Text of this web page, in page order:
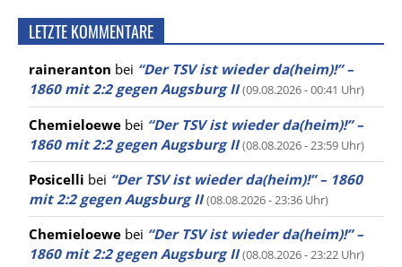
LETZTE KOMMENTARE
raineranton bei “Der TSV ist wieder da(heim)!” –
1860 mit 2:2 gegen Augsburg II (09.08.2026 - 00:41 Uhr)
Chemieloewe bei “Der TSV ist wieder da(heim)!” –
1860 mit 2:2 gegen Augsburg II (08.08.2026 - 23:59 Uhr)
Posicelli bei “Der TSV ist wieder da(heim)!” – 1860
mit 2:2 gegen Augsburg II (08.08.2026 - 23:36 Uhr)
Chemieloewe bei “Der TSV ist wieder da(heim)!” –
1860 mit 2:2 gegen Augsburg II (08.08.2026 - 23:22 Uhr)